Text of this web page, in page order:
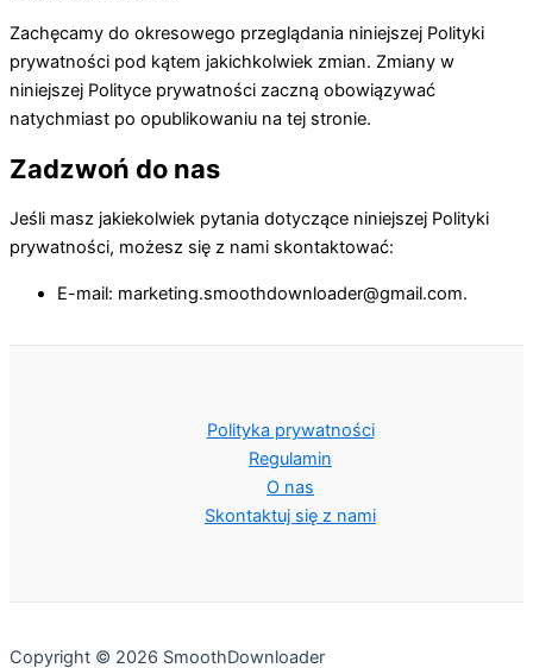
Zachęcamy do okresowego przeglądania niniejszej Polityki
prywatności pod kątem jakichkolwiek zmian. Zmiany w
niniejszej Polityce prywatności zaczną obowiązywać
natychmiast po opublikowaniu na tej stronie.
Zadzwoń do nas
Jeśli masz jakiekolwiek pytania dotyczące niniejszej Polityki
prywatności, możesz się z nami skontaktować:
E-mail: marketing.smoothdownloader@gmail.com.
Polityka prywatności
Regulamin
O nas
Skontaktuj się z nami
Copyright © 2026 SmoothDownloader